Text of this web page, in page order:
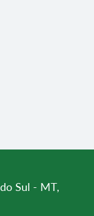
Sul - MT,